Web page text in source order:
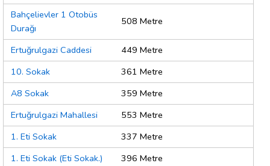
Bahçelievler 1 Otobüs
Durağı
508 Metre
Ertuğrulgazi Caddesi
449 Metre
10. Sokak
361 Metre
A8 Sokak
359 Metre
Ertuğrulgazi Mahallesi
553 Metre
1. Eti Sokak
337 Metre
1. Eti Sokak (Eti Sokak.)
396 Metre